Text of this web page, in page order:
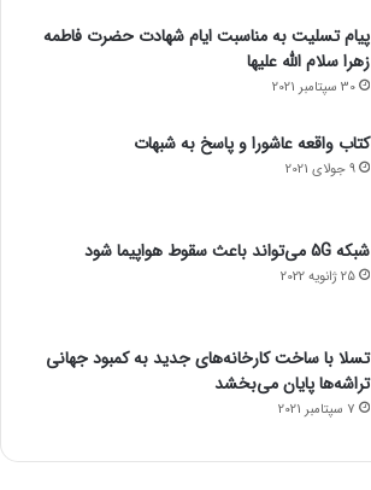
پیام تسلیت به مناسبت ایام شهادت حضرت فاطمه
زهرا سلام الله علیها
30 سپتامبر 2021
کتاب واقعه عاشورا و پاسخ به شبهات
9 جولای 2021
شبکه 5G می‌تواند باعث سقوط هواپیما شود
25 ژانویه 2022
تسلا با ساخت کارخانه‌های جدید به کمبود جهانی
تراشه‌ها پایان می‌بخشد
7 سپتامبر 2021